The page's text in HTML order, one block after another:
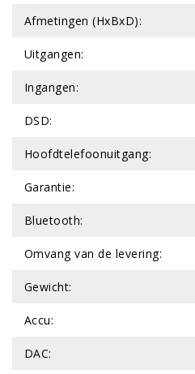
Afmetingen (HxBxD):
Uitgangen:
Ingangen:
DSD:
Hoofdtelefoonuitgang:
Garantie:
Bluetooth:
Omvang van de levering:
Gewicht:
Accu:
DAC: